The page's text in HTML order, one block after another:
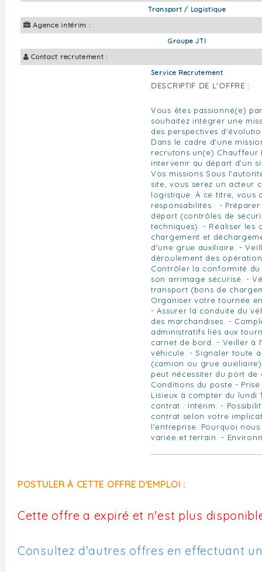
Transport / Logistique
Agence intérim :
Groupe JTI
Contact recrutement :
Service Recrutement
DESCRIPTIF DE L'OFFRE :
Vous êtes passionné(e)
souhaitez intégrer une
des perspectives
Dans le cadre d'une
recrutons un(e) Chauffeur
intervenir au départ d'un
Vos missions Sous
site, vous serez un acteur
logistique. À ce titre, vous
responsabilités : -
départ (contrôles de
techniques). - Réaliser les
chargement et
d'une grue auxiliaire. -
déroulement des
Contrôler la conformité
son arrimage sécurisé. -
transport (bons de
Organiser votre tournée
- Assurer la conduite du
des marchandises. -
administratifs liés aux
carnet de bord. - Veiller à
véhicule. - Signaler toute
(camion ou grue
peut nécessiter du port de
Conditions du poste -
Lisieux à compter du lundi
contrat : Intérim. -
contrat selon votre
l'entreprise. Pourquoi
variée et terrain. -
POSTULER À CETTE OFFRE D'EMPLOI :
Cette offre a expiré et n'est plus
Consultez d'autres offres en effectuant